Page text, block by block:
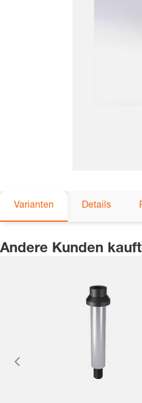
Varianten Details
Andere Kunden